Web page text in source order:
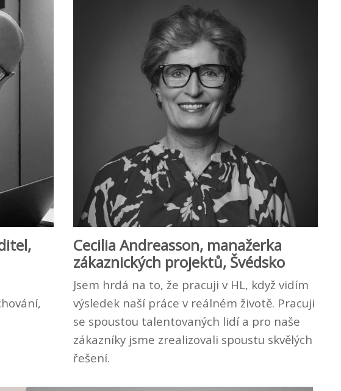
Cecilia Andreasson, manažerka
zákaznických projektů, Švédsko
Jsem hrdá na to, že pracuji v HL, když vidím
výsledek naší práce v reálném životě. Pracuji
se spoustou talentovaných lidí a pro naše
zákazníky jsme zrealizovali spoustu skvělých
řešení.